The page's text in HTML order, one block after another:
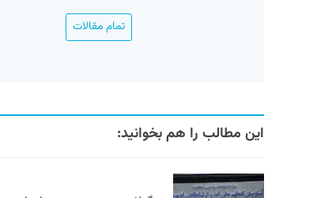
تمام مقالات
این مطالب را هم بخوانید: